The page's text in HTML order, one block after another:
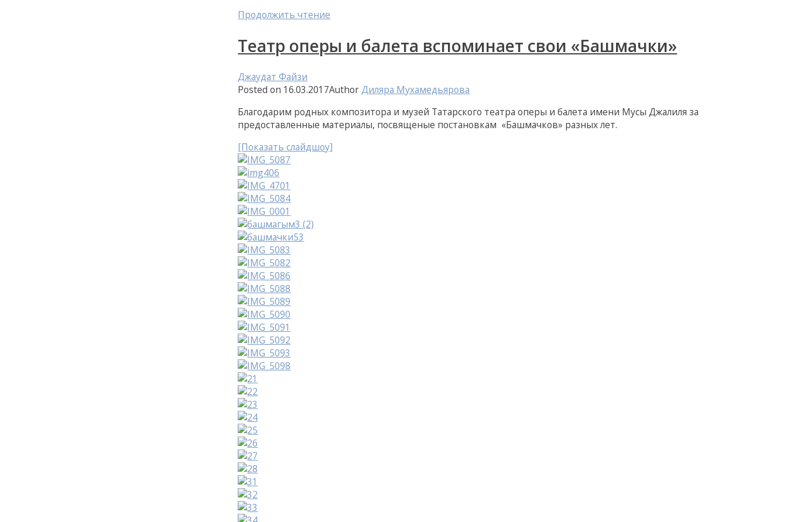
Продолжить чтение
Театр оперы и балета вспоминает свои «Башмачки»
Джаудат Файзи
Posted on 16.03.2017AuthorДиляра Мухамедьярова
Благодарим родных композитора и музей Татарского театра оперы и балета имени Мусы Джалиля за
предоставленные материалы, посвященые постановкам «Башмачков» разных лет.
[Показать слайдшоу]